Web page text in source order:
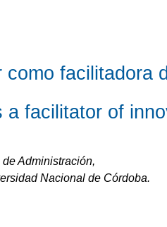
facilitadora
facilitator of
Administración,
Nacional de Córdoba.